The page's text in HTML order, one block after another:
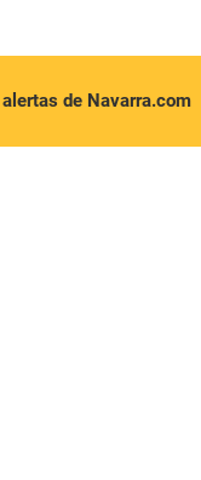
de Navarra.com